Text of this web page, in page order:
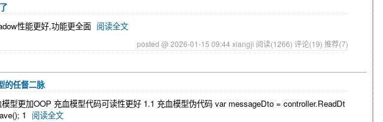
性能更好,功能更全面 阅读全文
posted @ 2026-01-15 09:44 xiangji 阅读(1266) 评论(19) 推荐(7)
的任督二脉
型更加OOP 充血模型代码可读性更好 1.1 充血模型伪代码 var messageDto = controller.ReadDt
1
阅读全文